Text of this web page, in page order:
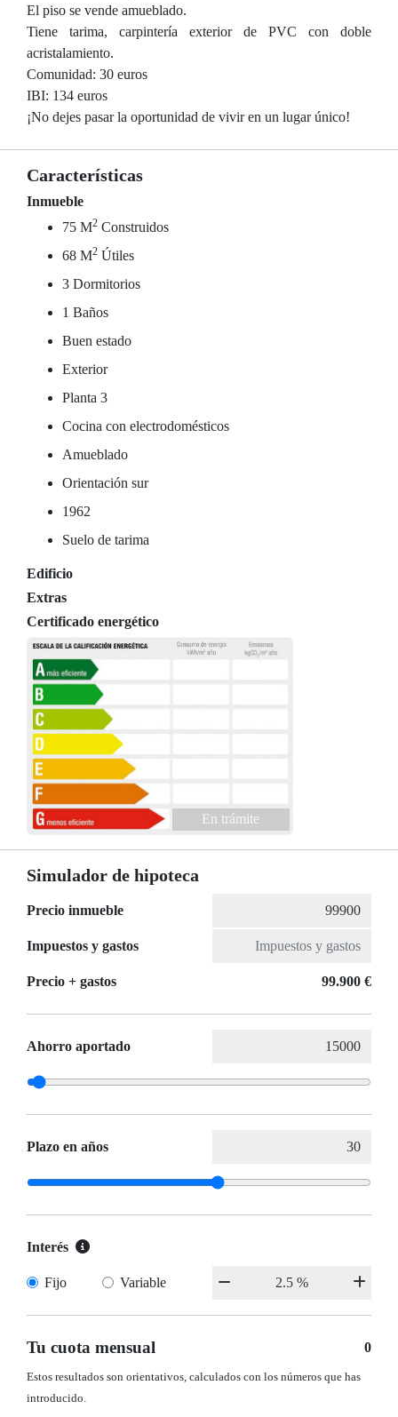
El piso se vende amueblado.
Tiene tarima, carpintería exterior de PVC con doble
acristalamiento.
Comunidad: 30 euros
IBI: 134 euros
¡No dejes pasar la oportunidad de vivir en un lugar único!
Características
Inmueble
75 M2 Construidos
68 M2 Útiles
3 Dormitorios
1 Baños
Buen estado
Exterior
Planta 3
Cocina con electrodomésticos
Amueblado
Orientación sur
1962
Suelo de tarima
Edificio
Extras
Certificado energético
En trámite
Simulador de hipoteca
Precio inmueble
Impuestos y gastos
Precio + gastos 99.900 €
Ahorro aportado
Plazo en años
Interés
Fijo Variable
Tu cuota mensual 0
Estos resultados son orientativos, calculados con los números que has
introducido.